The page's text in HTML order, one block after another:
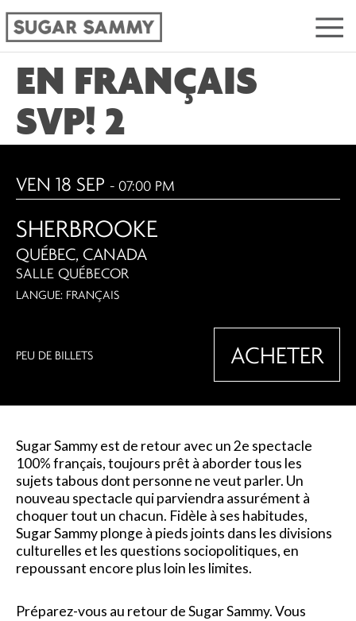
EN FRANÇAIS
SVP! 2
VEN 18 SEP - 07:00 PM
SHERBROOKE
QUÉBEC, CANADA
SALLE QUÉBECOR
LANGUE: FRANÇAIS
PEU DE BILLETS ACHETER
Sugar Sammy est de retour avec un 2e spectacle
100% français, toujours prêt à aborder tous les
sujets tabous dont personne ne veut parler. Un
nouveau spectacle qui parviendra assurément à
choquer tout un chacun. Fidèle à ses habitudes,
Sugar Sammy plonge à pieds joints dans les divisions
culturelles et les questions sociopolitiques, en
repoussant encore plus loin les limites.
Préparez-vous au retour de Sugar Sammy. Vous